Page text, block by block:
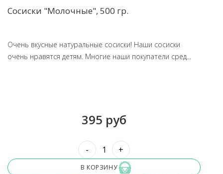
Сосиски "Молочные", 500 гр.
Очень вкусные натуральные сосиски! Наши сосиски
очень нравятся детям. Многие наши покупатели сред...
395 руб
- +
В КОРЗИНУ